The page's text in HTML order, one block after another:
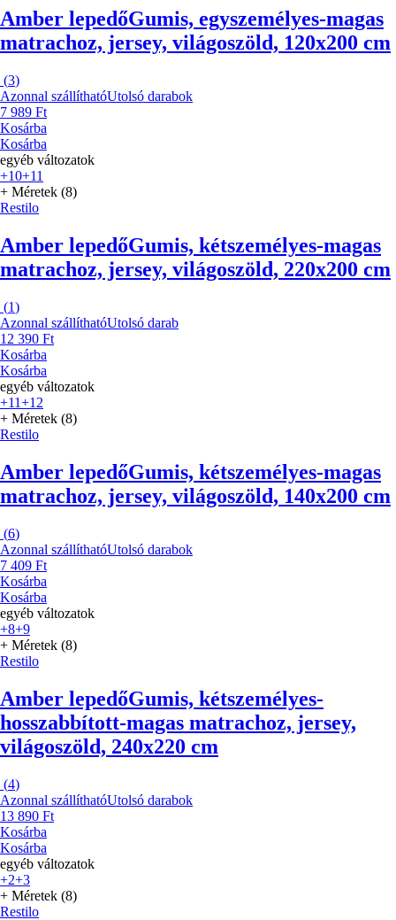
Amber lepedőGumis, egyszemélyes-magas
matrachoz, jersey, világoszöld, 120x200 cm
(3)
Azonnal szállíthatóUtolsó darabok
7 989 Ft
Kosárba
Kosárba
egyéb változatok
+10+11
+ Méretek (8)
Restilo
Amber lepedőGumis, kétszemélyes-magas
matrachoz, jersey, világoszöld, 220x200 cm
(1)
Azonnal szállíthatóUtolsó darab
12 390 Ft
Kosárba
Kosárba
egyéb változatok
+11+12
+ Méretek (8)
Restilo
Amber lepedőGumis, kétszemélyes-magas
matrachoz, jersey, világoszöld, 140x200 cm
(6)
Azonnal szállíthatóUtolsó darabok
7 409 Ft
Kosárba
Kosárba
egyéb változatok
+8+9
+ Méretek (8)
Restilo
Amber lepedőGumis, kétszemélyes-
hosszabbított-magas matrachoz, jersey,
világoszöld, 240x220 cm
(4)
Azonnal szállíthatóUtolsó darabok
13 890 Ft
Kosárba
Kosárba
egyéb változatok
+2+3
+ Méretek (8)
Restilo